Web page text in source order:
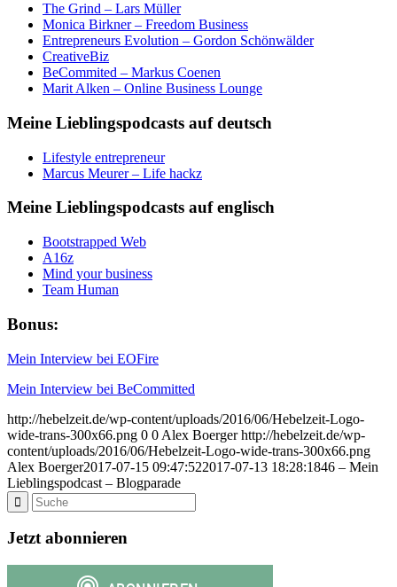
The Grind – Lars Müller
Monica Birkner – Freedom Business
Entrepreneurs Evolution – Gordon Schönwälder
CreativeBiz
BeCommited – Markus Coenen
Marit Alken – Online Business Lounge
Meine Lieblingspodcasts auf deutsch
Lifestyle entrepreneur
Marcus Meurer – Life hackz
Meine Lieblingspodcasts auf englisch
Bootstrapped Web
A16z
Mind your business
Team Human
Bonus:
Mein Interview bei EOFire
Mein Interview bei BeCommitted
http://hebelzeit.de/wp-content/uploads/2016/06/Hebelzeit-Logo-
wide-trans-300x66.png 0 0 Alex Boerger http://hebelzeit.de/wp-
content/uploads/2016/06/Hebelzeit-Logo-wide-trans-300x66.png
Alex Boerger2017-07-15 09:47:522017-07-13 18:28:1846 – Mein
Lieblingspodcast – Blogparade
Jetzt abonnieren